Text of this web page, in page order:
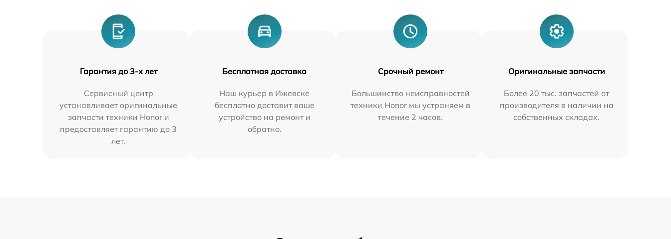
Гарантия до 3-х лет
Сервисный центр
устанавливает оригинальные
запчасти техники Honor и
предоставляет гарантию до 3
лет.
Бесплатная доставка
Наш курьер в Ижевске
бесплатно доставит ваше
устройство на ремонт и
обратно.
Срочный ремонт
Большинство неисправностей
техники Honor мы устраняем в
течение 2 часов.
Оригинальные запчасти
Более 20 тыс. запчастей от
производителя в наличии на
собственных складах.